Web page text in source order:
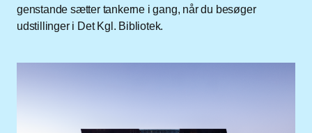
genstande sætter tankerne i gang, når du besøger
udstillinger i Det Kgl. Bibliotek.